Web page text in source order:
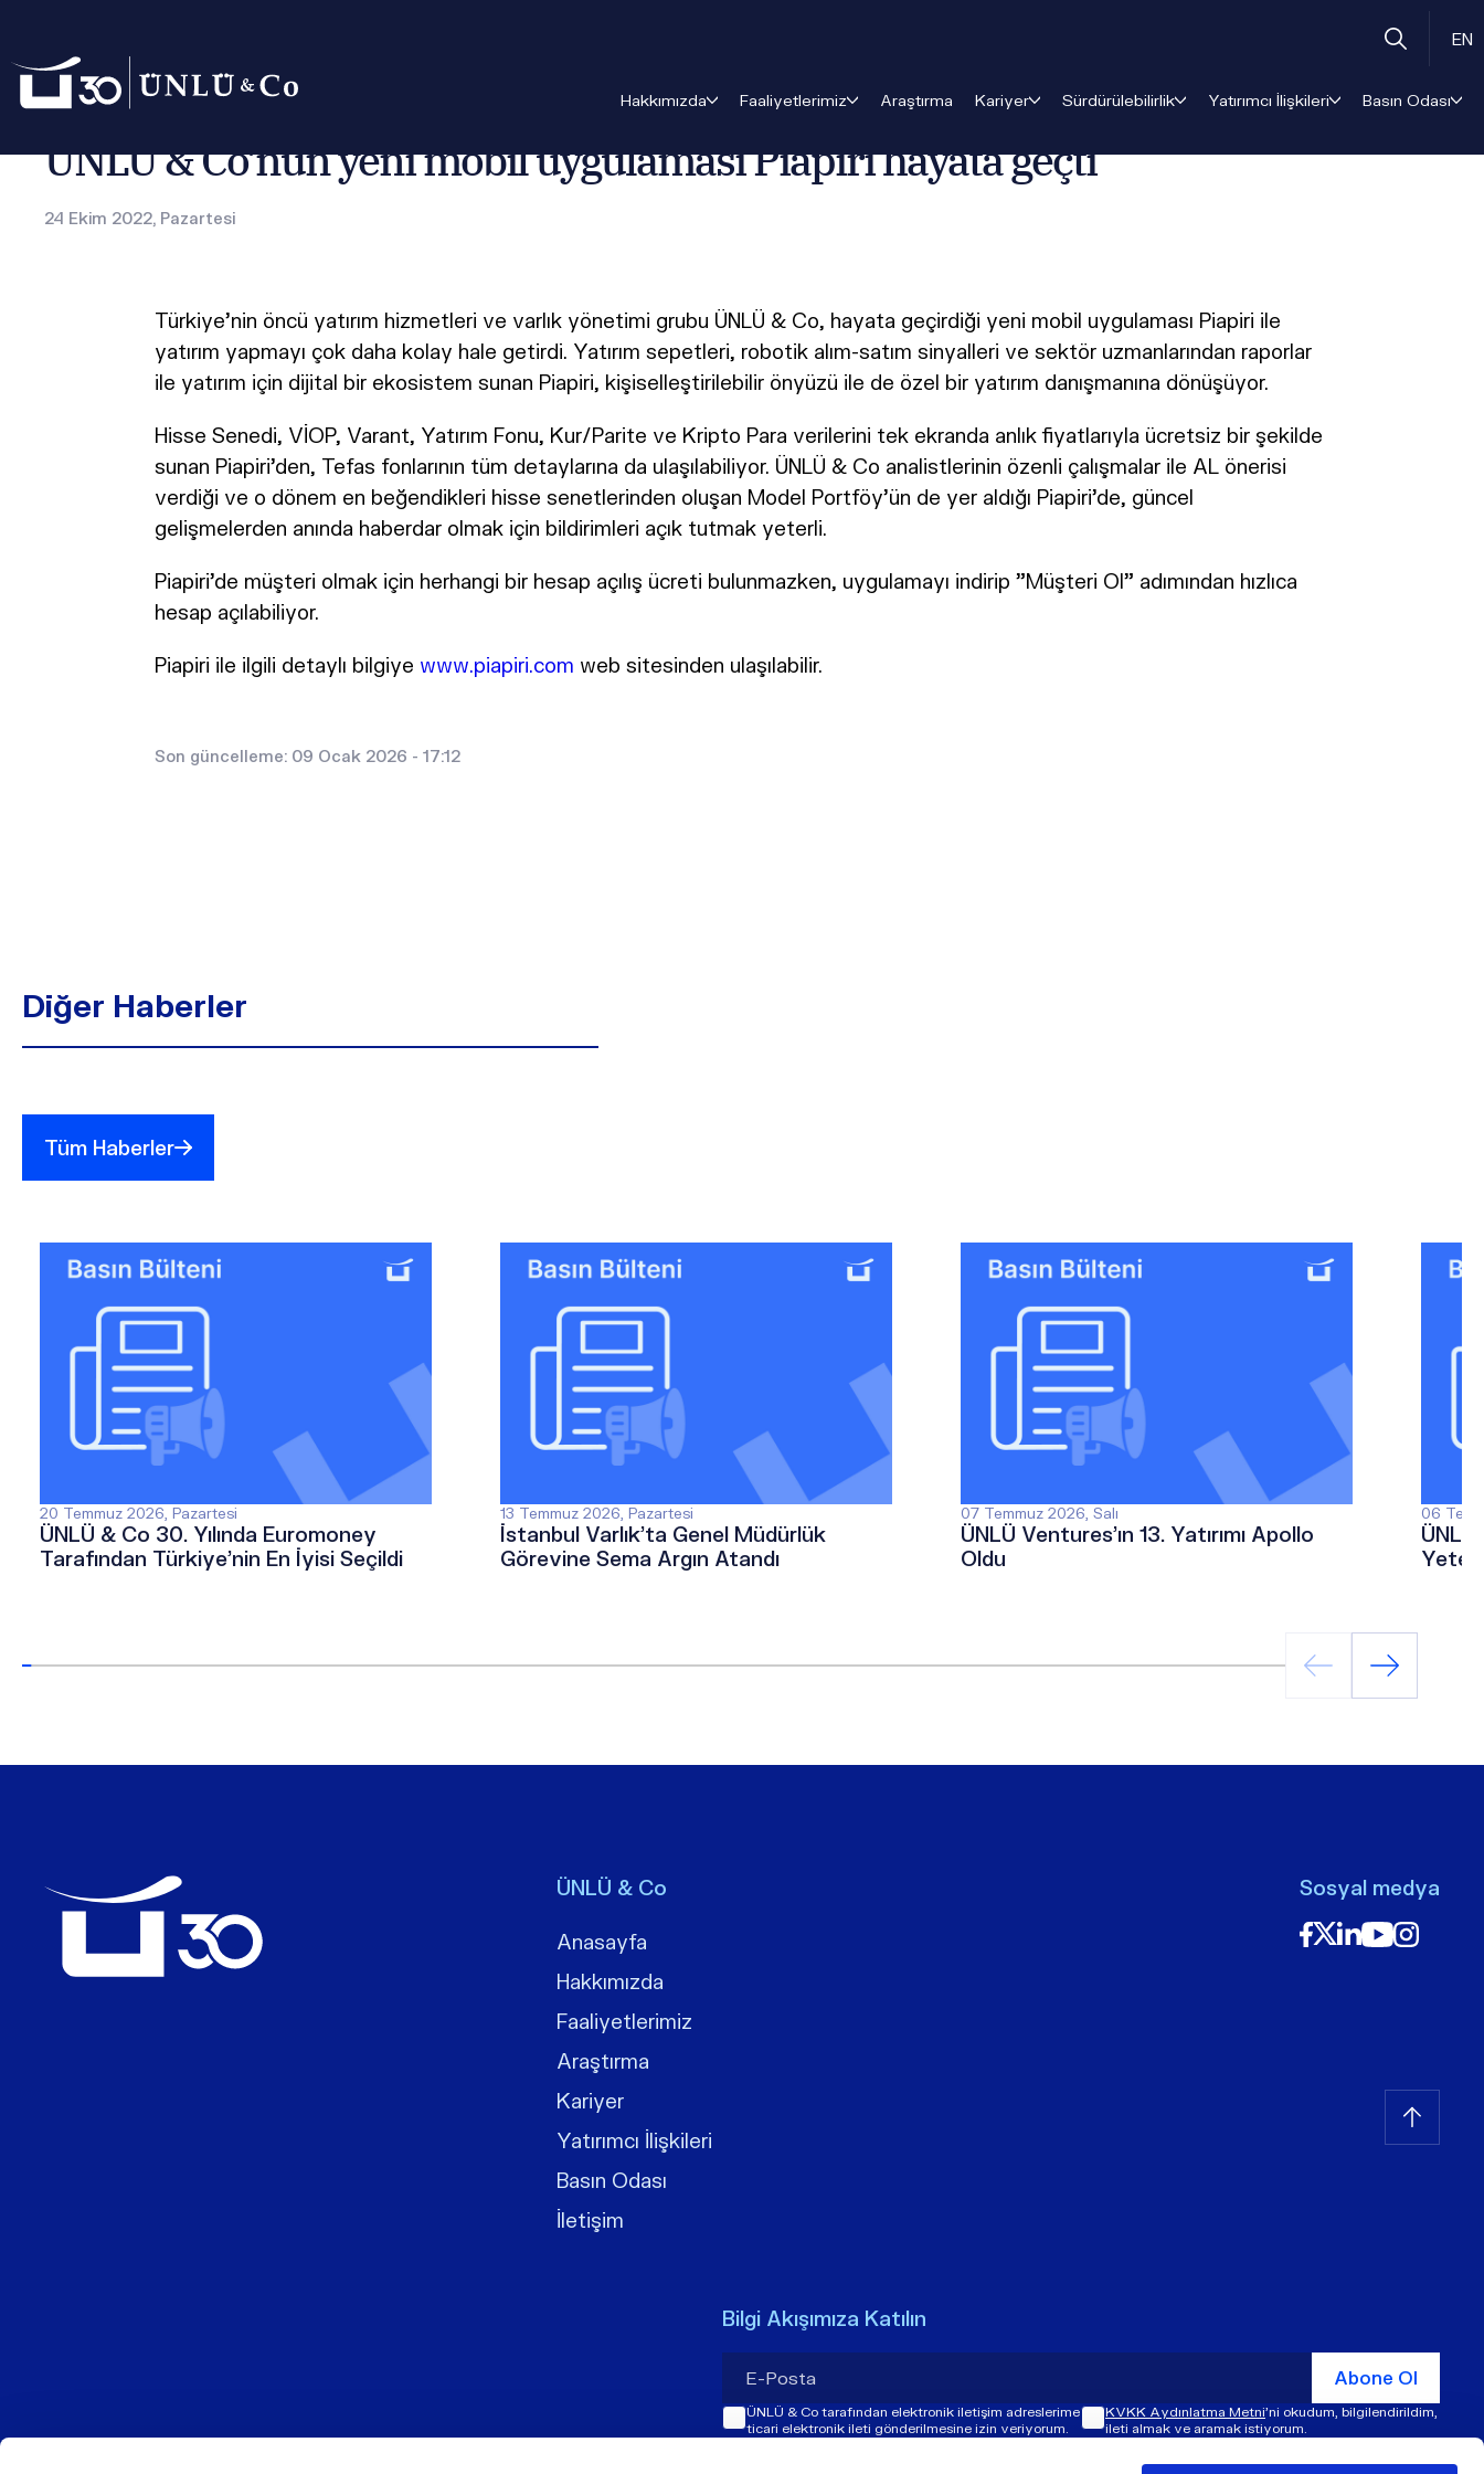
EN
Hakkımızda Faaliyetlerimiz Araştırma Kariyer Sürdürülebilirlik Yatırımcı İlişkileri Basın Odası
ÜNLÜ & Co’nun yeni mobil uygulaması Piapiri hayata geçti
24 Ekim 2022, Pazartesi
Türkiye’nin öncü yatırım hizmetleri ve varlık yönetimi grubu ÜNLÜ & Co, hayata geçirdiği yeni mobil uygulaması Piapiri ile
yatırım yapmayı çok daha kolay hale getirdi. Yatırım sepetleri, robotik alım-satım sinyalleri ve sektör uzmanlarından raporlar
ile yatırım için dijital bir ekosistem sunan Piapiri, kişiselleştirilebilir önyüzü ile de özel bir yatırım danışmanına dönüşüyor.
Hisse Senedi, VİOP, Varant, Yatırım Fonu, Kur/Parite ve Kripto Para verilerini tek ekranda anlık fiyatlarıyla ücretsiz bir şekilde
sunan Piapiri’den, Tefas fonlarının tüm detaylarına da ulaşılabiliyor. ÜNLÜ & Co analistlerinin özenli çalışmalar ile AL önerisi
verdiği ve o dönem en beğendikleri hisse senetlerinden oluşan Model Portföy’ün de yer aldığı Piapiri’de, güncel
gelişmelerden anında haberdar olmak için bildirimleri açık tutmak yeterli.
Piapiri'de müşteri olmak için herhangi bir hesap açılış ücreti bulunmazken, uygulamayı indirip "Müşteri Ol" adımından hızlıca
hesap açılabiliyor.
Piapiri ile ilgili detaylı bilgiye www.piapiri.com web sitesinden ulaşılabilir.
Son güncelleme: 09 Ocak 2026 - 17:12
Diğer Haberler
Tüm Haberler
20 Temmuz 2026, Pazartesi
ÜNLÜ & Co 30. Yılında Euromoney
Tarafından Türkiye’nin En İyisi Seçildi
13 Temmuz 2026, Pazartesi
İstanbul Varlık’ta Genel Müdürlük
Görevine Sema Argın Atandı
07 Temmuz 2026, Salı
ÜNLÜ Ventures’ın 13. Yatırımı Apollo
Oldu
06
ÜNLÜ
ÜNLÜ & Co
Anasayfa
Hakkımızda
Faaliyetlerimiz
Araştırma
Kariyer
Yatırımcı İlişkileri
Basın Odası
İletişim
Sosyal medya
Bilgi Akışımıza Katılın
Abone Ol
ÜNLÜ & Co tarafından elektronik iletişim adreslerime
ticari elektronik ileti gönderilmesine izin veriyorum.
KVKK Aydınlatma Metni'ni okudum, bilgilendirildim,
ileti almak ve aramak istiyorum.